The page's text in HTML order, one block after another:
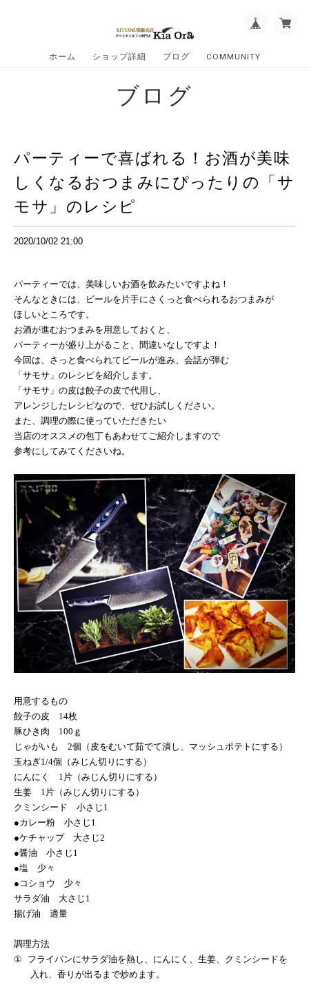
ホーム ショップ詳細 ブログ COMMUNITY
ブログ
パーティーで喜ばれる！お酒が美味
しくなるおつまみにぴったりの「サ
モサ」のレシピ
2020/10/02 21:00
パーティーでは、美味しいお酒を飲みたいですよね！
そんなときには、ビールを片手にさくっと食べられるおつまみが
ほしいところです。
お酒が進むおつまみを用意しておくと、
パーティーが盛り上がること、間違いなしですよ！
今回は、さっと食べられてビールが進み、会話が弾む
「サモサ」のレシピを紹介します。
「サモサ」の皮は餃子の皮で代用し、
アレンジしたレシピなので、ぜひお試しください。
また、調理の際に使っていただきたい
当店のオススメの包丁もあわせてご紹介しますので
参考にしてみてくださいね。
用意するもの
餃子の皮 14枚
豚ひき肉 100 ｇ
じゃがいも 2個（皮をむいて茹でて潰し、マッシュポテトにする）
玉ねぎ1/4個（みじん切りにする）
にんにく 1 片（みじん切りにする）
生姜 1 片（みじん切りにする）
クミンシード 小さじ 1
●カレー粉 小さじ 1
●ケチャップ 大さじ2
●醤油 小さじ 1
●塩 少々
●コショウ 少々
サラダ油 大さじ 1
揚げ油 適量
調理方法
①
フライパンにサラダ油を熱し、にんにく、生姜、クミンシードを
入れ、香りが出るまで炒めます。